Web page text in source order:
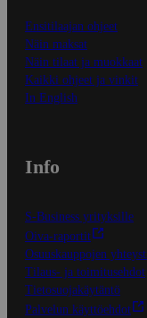
Ensitilaajan ohjeet
Näin maksat
Näin tilaat ja muokkaat
Kaikki ohjeet ja vinkit
In English
Info
S-Business yrityksille
Oiva-raportit
Osuuskauppojen
Tilaus- ja toimitusehdot
Tietosuojakäytäntö
Palvelun käyttöehdot